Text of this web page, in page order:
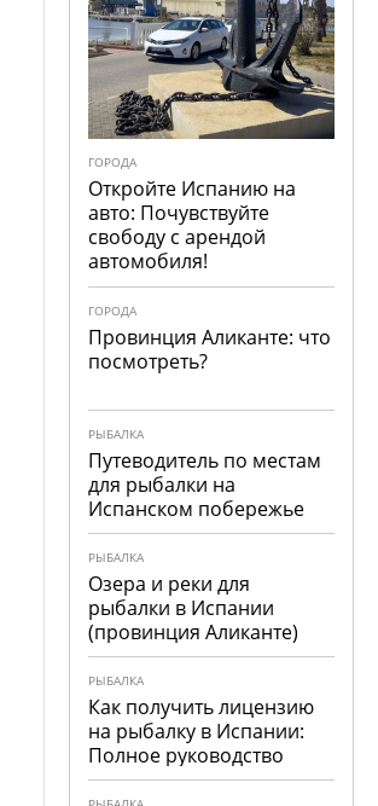
ГОРОДА
Откройте Испанию на
авто: Почувствуйте
свободу с арендой
автомобиля!
ГОРОДА
Провинция Аликанте: что
посмотреть?
РЫБАЛКА
Путеводитель по местам
для рыбалки на
Испанском побережье
РЫБАЛКА
Озера и реки для
рыбалки в Испании
(провинция Аликанте)
РЫБАЛКА
Как получить лицензию
на рыбалку в Испании:
Полное руководство